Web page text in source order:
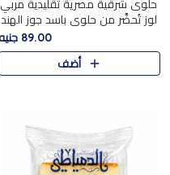
حلوى شرقية مصرية تقليدية مربي
لوز تُحضَّر من حلوى باسد جوز الهند
بقوام طري ومذاق غني، وتُزين
وتغطاه بقطع اللوز الفاخر التي
تضيف لمسة مميزة م..
89.00 جنيه
أضف